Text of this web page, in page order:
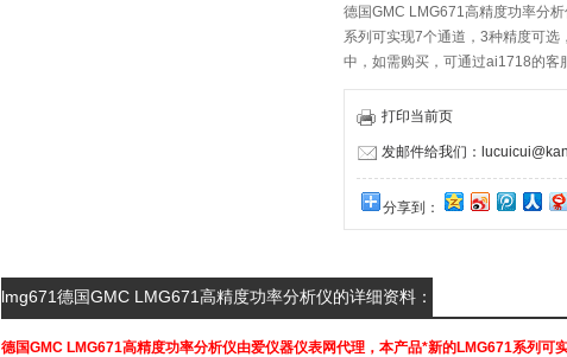
德国GMC LMG671高精度功率分
系列可实现7个通道，3种精度可
中，如需购买，可通过ai1718的客
打印当前页
发邮件给我们：
分享到：
lmg671德国GMC LMG671高精度功率分析仪的详细资料：
德国GMC LMG671高精度功率分析仪由爱仪器仪表网代理，本产品*新的LMG671系列可